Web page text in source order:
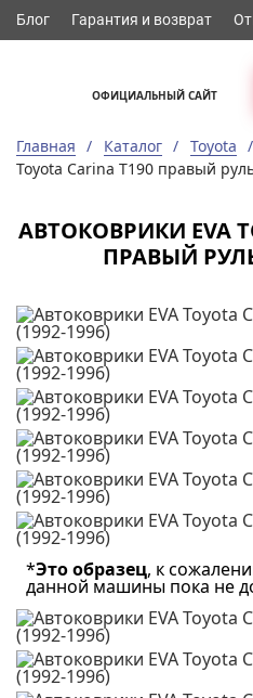
Блог Гарантия и возврат
ОФИЦИАЛЬНЫЙ САЙТ
Главная Каталог Toyota
Toyota Carina T190 правый
АВТОКОВРИКИ EVA
ПРАВЫЙ РУЛЬ
*Это образец, к
данной машины пока не